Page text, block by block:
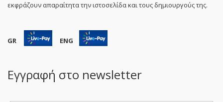
εκφράζουν απαραίτητα την ιστοσελίδα και τους δημιουργούς της.
GR ENG
Εγγραφή στο newsletter